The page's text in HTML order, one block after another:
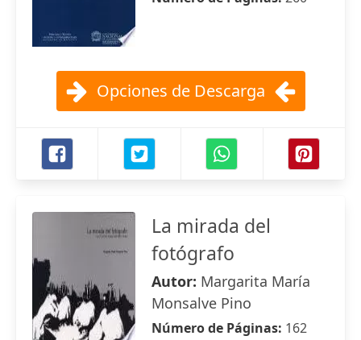
Opciones de Descarga
La mirada del
fotógrafo
Autor: Margarita María
Monsalve Pino
Número de Páginas: 162